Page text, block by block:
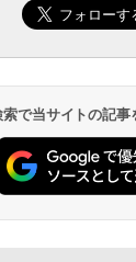
で当サイトの記事